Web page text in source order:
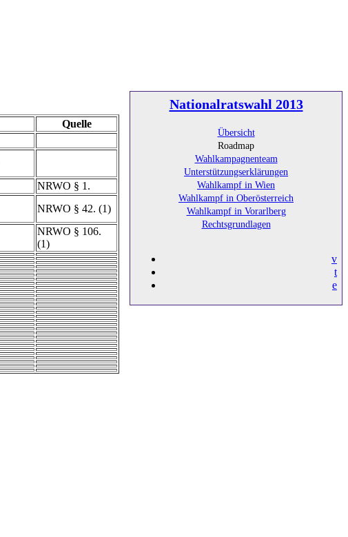
Nationalratswahl 2013
Übersicht
Roadmap
Wahlkampagnenteam
Unterstützungserklärungen
Wahlkampf in Wien
Wahlkampf in Oberösterreich
Wahlkampf in Vorarlberg
Rechtsgrundlagen
v
t
e
Quelle
NRWO § 1.
NRWO § 42. (1)
NRWO § 106.
(1)